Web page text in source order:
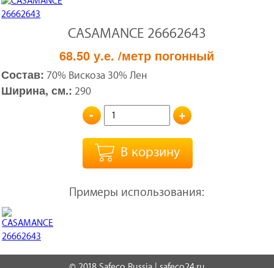
CASAMANCE 26662643
68.50у.е. /метр погонный
Состав: 70% Вискоза 30% Лен
Ширина, см.: 290
- +
В корзину
Примеры использования: